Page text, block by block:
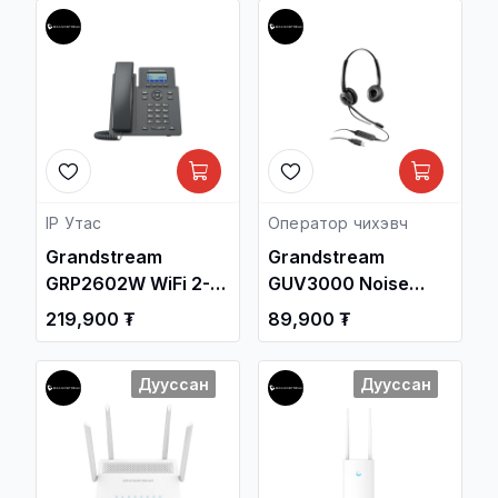
IP Утас
Grandstream
GRP2602W WiFi 2-
Line Essential IP
Phone / Дотуур
Суурин утас /
219,900 ₮
Оператор чихэвч
Grandstream
GUV3000 Noise
Cancelling Call
Center USB HD
Headset / Чихэвч /
89,900 ₮
Дууссан Дууссан